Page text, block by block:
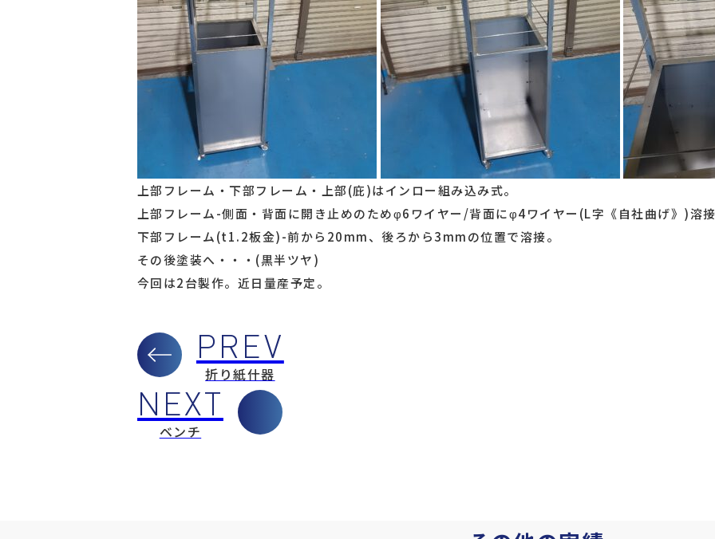
上部フレーム・下部フレーム・上部(庇)はインロー組み込み式。
上部フレーム-側面・背面に開き止めのためφ6ワイヤー/背面にφ4ワイヤー(L字《自社曲げ》)溶
下部フレーム(t1.2板金)-前から20mm、後ろから3mmの位置で溶接。
その後塗装へ・・・(黒半ツヤ)
今回は2台製作。近日量産予定。
折り紙什器
ベンチ